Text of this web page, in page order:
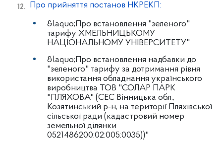
Про прийняття постанов НКРЕКП:
&laquo;Про встановлення "зеленого"
тарифу ХМЕЛЬНИЦЬКОМУ
НАЦІОНАЛЬНОМУ УНІВЕРСИТЕТУ"
&laquo;Про встановлення надбавки до
"зеленого" тарифу за дотримання рівня
використання обладнання українського
виробництва ТОВ "СОЛАР ПАРК
"ПЛЯХОВА" (СЕС Вінницька обл.,
Козятинський р-н, на території Пляхівської
сільської ради (кадастровий номер
земельної ділянки
0521486200:02:005:0035))"